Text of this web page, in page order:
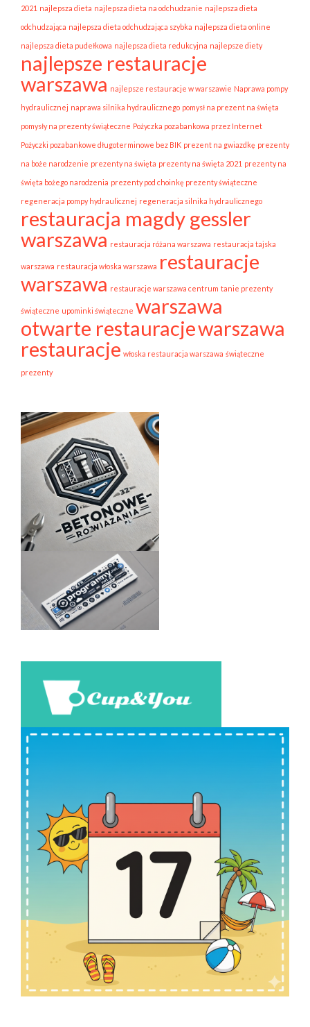
2021 najlepsza dieta najlepsza dieta na odchudzanie najlepsza dieta
odchudzająca najlepsza dieta odchudzająca szybka najlepsza dieta online
najlepsza dieta pudełkowa najlepsza dieta redukcyjna najlepsze diety
najlepsze restauracje
warszawa najlepsze restauracje w warszawie Naprawa pompy
hydraulicznej naprawa silnika hydraulicznego pomysł na prezent na święta
pomysły na prezenty świąteczne Pożyczka pozabankowa przez Internet
Pożyczki pozabankowe długoterminowe bez BIK prezent na gwiazdkę prezenty
na boże narodzenie prezenty na święta prezenty na święta 2021 prezenty na
święta bożego narodzenia prezenty pod choinkę prezenty świąteczne
regeneracja pompy hydraulicznej regeneracja silnika hydraulicznego
restauracja magdy gessler
warszawa restauracja różana warszawa restauracja tajska
warszawa restauracja włoska warszawa restauracje
warszawa restauracje warszawa centrum tanie prezenty
świąteczne upominki świąteczne warszawa
otwarte restauracjewarszawa
restauracje włoska restauracja warszawa świąteczne
prezenty